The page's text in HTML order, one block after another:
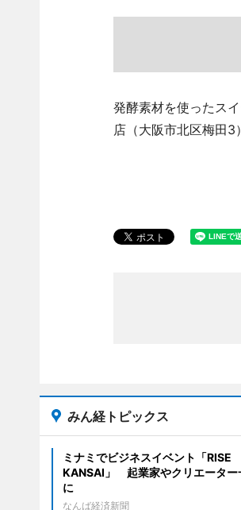
発酵素材を使ったス
店（大阪市北区梅田3
みん経トピックス
ミナミでビジネスイベント「RISE
KANSAI」 起業家やクリエーター
に
なんば経済新聞